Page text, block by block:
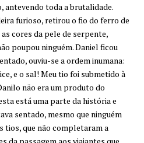
antevendo toda a brutalidade.
furioso, retirou o fio do ferro de
cores da pele de serpente,
poupou ninguém. Daniel ficou
ouviu-se a ordem inumana:
e o sal! Meu tio foi submetido à
não era um produto do
está uma parte da história e
sentado, mesmo que ninguém
tios, que não completaram a
da passagem aos viajantes que